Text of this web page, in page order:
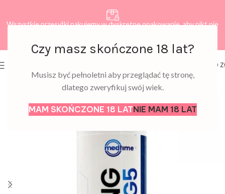
Czy masz skończone 18 lat?
Musisz być pełnoletni aby przeglądać tę stronę,
dlatego zweryfikuj swój wiek.
MAM SKOŃCZONE 18 LATNIE MAM 18 LAT
Wszystkie przesyłki pakujemy w dyskretne opakowanie, aby nikt nie
0,00